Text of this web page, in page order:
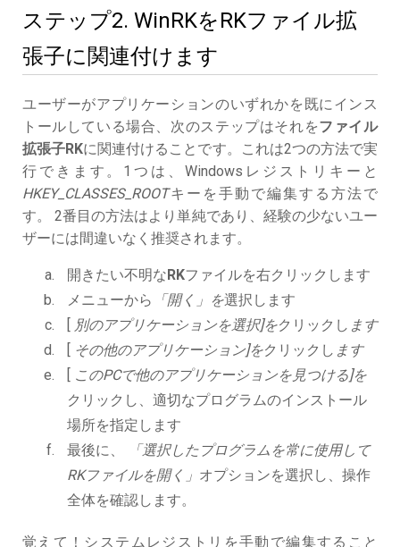
ステップ2. WinRKをRKファイル拡
張子に関連付けます
ユーザーがアプリケーションのいずれかを既にインス
トールしている場合、次のステップはそれをファイル
拡張子RKに関連付けることです。これは2つの方法で実
行できます。1つは、Windowsレジストリキーと
HKEY_CLASSES_ROOTキーを手動で編集する方法で
す。 2番目の方法はより単純であり、経験の少ないユー
ザーには間違いなく推奨されます。
開きたい不明なRKファイルを右クリックします
メニューから
「開く」を選択します
[ 別のアプリケーションを選択]をクリックし ます
[ その他のアプリケーション]をクリックし ます
[ このPCで他のアプリケーションを見つける]を
クリックし、適切なプログラムのインストール
場所を指定します
最後に、
「選択したプログラムを常に使用して
RKファイルを開く」 オプションを選択し、操作
全体を確認します。
覚えて！システムレジストリを手動で編集すること